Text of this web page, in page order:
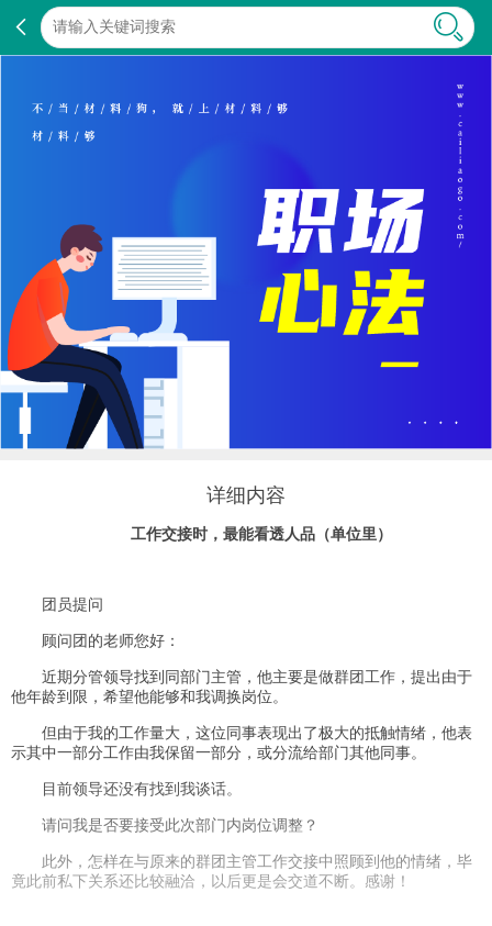
详细内容
工作交接时，最能看透人品（单位里）
团员提问
顾问团的老师您好：
近期分管领导找到同部门主管，他主要是做群团工作，提出由于
他年龄到限，希望他能够和我调换岗位。
但由于我的工作量大，这位同事表现出了极大的抵触情绪，他表
示其中一部分工作由我保留一部分，或分流给部门其他同事。
目前领导还没有找到我谈话。
请问我是否要接受此次部门内岗位调整？
此外，怎样在与原来的群团主管工作交接中照顾到他的情绪，毕
竟此前私下关系还比较融洽，以后更是会交道不断。感谢！